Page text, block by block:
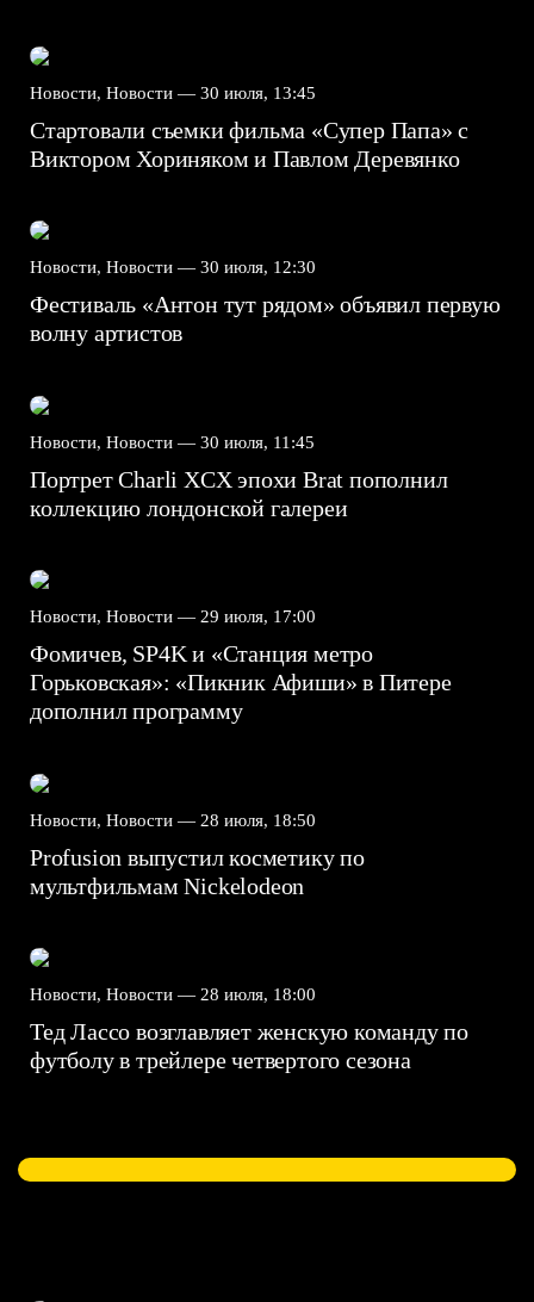
Новости, Новости — 30 июля, 13:45
Стартовали съемки фильма «Супер Папа» с
Виктором Хориняком и Павлом Деревянко
Новости, Новости — 30 июля, 12:30
Фестиваль «Антон тут рядом» объявил первую
волну артистов
Новости, Новости — 30 июля, 11:45
Портрет Charli XCX эпохи Brat пополнил
коллекцию лондонской галереи
Новости, Новости — 29 июля, 17:00
Фомичев, SP4K и «Станция метро
Горьковская»: «Пикник Афиши» в Питере
дополнил программу
Новости, Новости — 28 июля, 18:50
Profusion выпустил косметику по
мультфильмам Nickelodeon
Новости, Новости — 28 июля, 18:00
Тед Лассо возглавляет женскую команду по
футболу в трейлере четвертого сезона